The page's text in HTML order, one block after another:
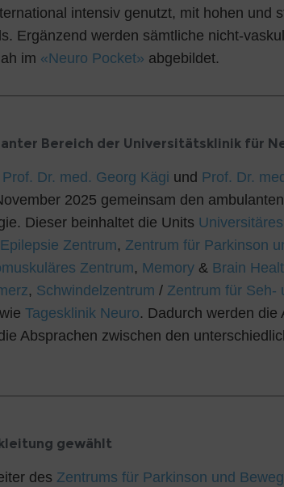
intensiv genutzt, mit hohen und
Ergänzend werden sämtliche nicht-
im «Neuro Pocket» abgebildet.
Bereich der Universitätsklinik für
Prof. Dr. med. Georg Kägi und Prof. Dr.
2025 gemeinsam den
Dieser beinhaltet die Units
Zentrum, Zentrum für Parkinson
Zentrum, Memory & Brain
, Schwindelzentrum / Zentrum für Seh-
Tagesklinik Neuro. Dadurch werden die
Absprachen zwischen den
gewählt
des Zentrums für Parkinson und